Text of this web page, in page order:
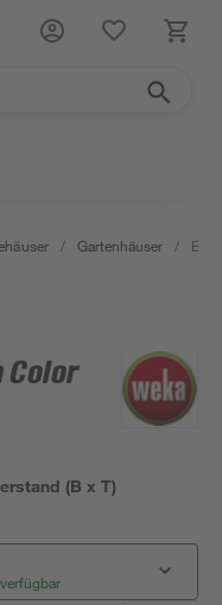
/ Gartenhäuser /
Color
(B x T)